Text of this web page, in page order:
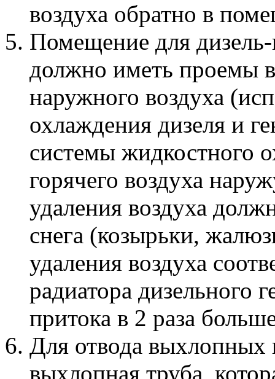
воздуха обратно в
Помещение для дизель-
должно иметь проемы
наружного воздуха
охлаждения дизеля и
системы жидкостного
горячего воздуха
удаления воздуха
снега (козырьки,
удаления воздуха
радиатора дизельного
притока в 2 раза
Для отвода выхлопных
выхлопная труба,